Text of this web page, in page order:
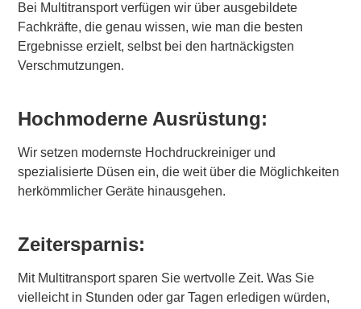
Bei Multitransport verfügen wir über ausgebildete
Fachkräfte, die genau wissen, wie man die besten
Ergebnisse erzielt, selbst bei den hartnäckigsten
Verschmutzungen.
Hochmoderne Ausrüstung:
Wir setzen modernste Hochdruckreiniger und
spezialisierte Düsen ein, die weit über die Möglichkeiten
herkömmlicher Geräte hinausgehen.
Zeitersparnis:
Mit Multitransport sparen Sie wertvolle Zeit. Was Sie
vielleicht in Stunden oder gar Tagen erledigen würden,